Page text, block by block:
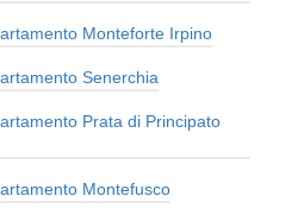
Monteforte Irpino
Senerchia
Prata di Principato
Montefusco